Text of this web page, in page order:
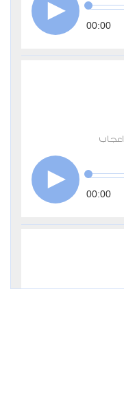
00:00
اعجاب
00:00